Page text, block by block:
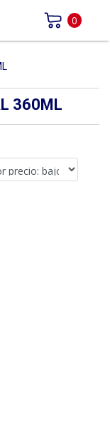
0
360ML